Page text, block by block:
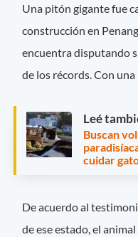
Una pitón gigante fue
construcción en
encuentra disputando
de los récords. Con
Leé
Buscan
cuidar
De acuerdo al
de ese estado, el